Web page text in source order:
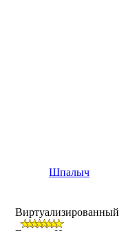
Шпалыч
Виртуализированный